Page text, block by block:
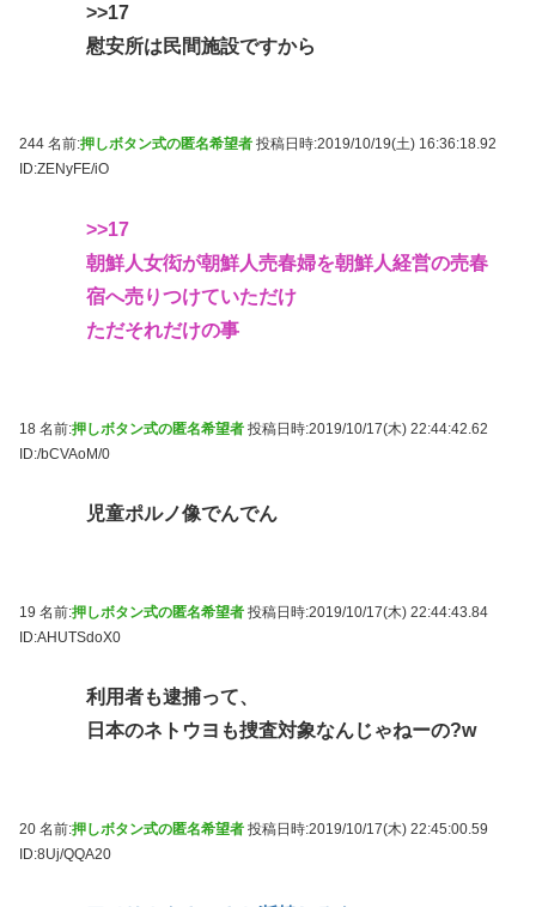
>>17
慰安所は民間施設ですから
244 名前:押しボタン式の匿名希望者 投稿日時:2019/10/19(土) 16:36:18.92
ID:ZENyFE/iO
>>17
朝鮮人女衒が朝鮮人売春婦を朝鮮人経営の売春
宿へ売りつけていただけ
ただそれだけの事
18 名前:押しボタン式の匿名希望者 投稿日時:2019/10/17(木) 22:44:42.62
ID:/bCVAoM/0
児童ポルノ像でんでん
19 名前:押しボタン式の匿名希望者 投稿日時:2019/10/17(木) 22:44:43.84
ID:AHUTSdoX0
利用者も逮捕って、
日本のネトウヨも捜査対象なんじゃねーの?w
20 名前:押しボタン式の匿名希望者 投稿日時:2019/10/17(木) 22:45:00.59
ID:8Uj/QQA20